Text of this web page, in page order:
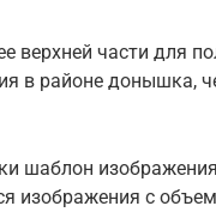
верхней части для
в районе донышка,
шаблон
изображения с